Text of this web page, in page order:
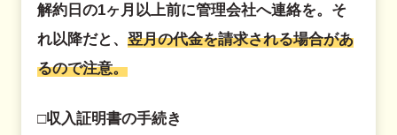
解約日の1ヶ月以上前に管理会社へ連絡を。そ
れ以降だと、 翌月の代金を請求される場合があ
るので注意。
□収入証明書の手続き